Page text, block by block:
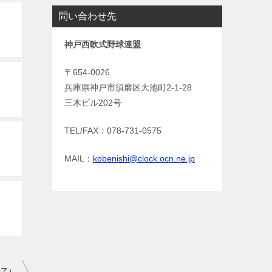
問い合わせ先
神戸西軟式野球連盟
〒654-0026
兵庫県神戸市須磨区大池町2-1-28
三木ビル202号
TEL/FAX：078-731-0575
MAIL： kobenishi@clock.ocn.ne.jp